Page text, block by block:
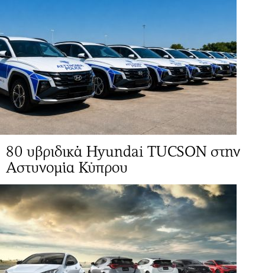
80 υβριδικά Hyundai TUCSON στην
Αστυνομία Κύπρου